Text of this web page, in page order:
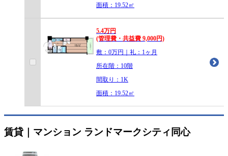
面積：19.52㎡
5.4万円
(管理費・共益費 9,000円)
敷：0万円｜礼：1ヶ月
所在階：10階
間取り：1K
面積：19.52㎡
賃貸｜マンション ランドマークシティ同心